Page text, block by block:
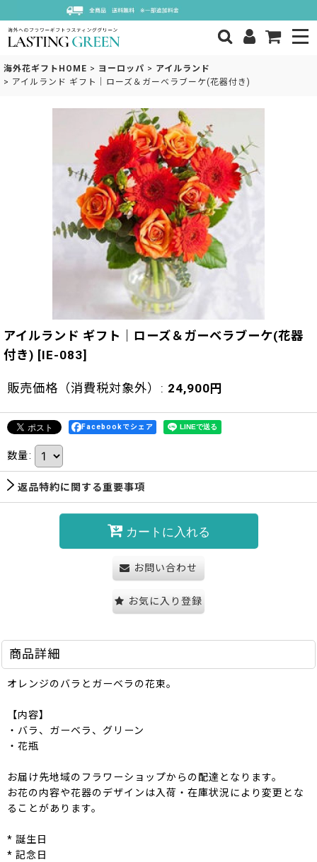
海外花ギフトHOME > ヨーロッパ > アイルランド
> アイルランド ギフト｜ローズ＆ガーベラブーケ(花器付き)
アイルランド ギフト｜ローズ＆ガーベラブーケ(花器
付き) [IE-083]
販売価格（消費税対象外） : 24,900 円
Facebookでシェア
数量:
返品特約に関する重要事項
カートに入れる
お問い合わせ
お気に入り登録
商品詳細
オレンジのバラとガーベラの花束。
【内容】
・バラ、ガーベラ、グリーン
・花瓶
お届け先地域のフラワーショップからの配達となります。
お花の内容や花器のデザインは入荷・在庫状況により変更とな
ることがあります。
* 誕生日
* 記念日